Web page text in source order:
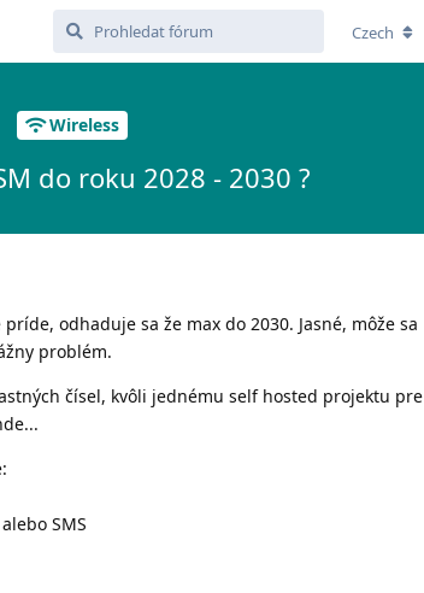
Czech
Wireless
do roku 2028 - 2030 ?
odhaduje sa že max do 2030. Jasné, môže sa
problém.
čísel, kvôli jednému self hosted projektu pre
SMS